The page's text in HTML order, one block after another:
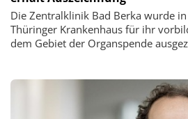
Die Zentralklinik Bad Berka wurde
Thüringer Krankenhaus für ihr
dem Gebiet der Organspende